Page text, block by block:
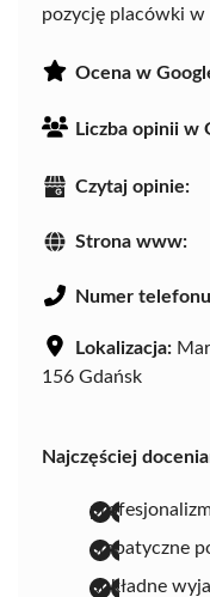
pozycję placówki
Ocena w
Liczba opinii w
Czytaj opinie:
Strona www:
Numer
Lokalizacja:
156 Gdańsk
Najczęściej
empatyczne
dokładne